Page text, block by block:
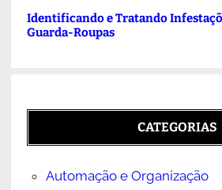
Identificando e Tratando
Guarda-Roupas
CATEGORIAS
Automação e Organização